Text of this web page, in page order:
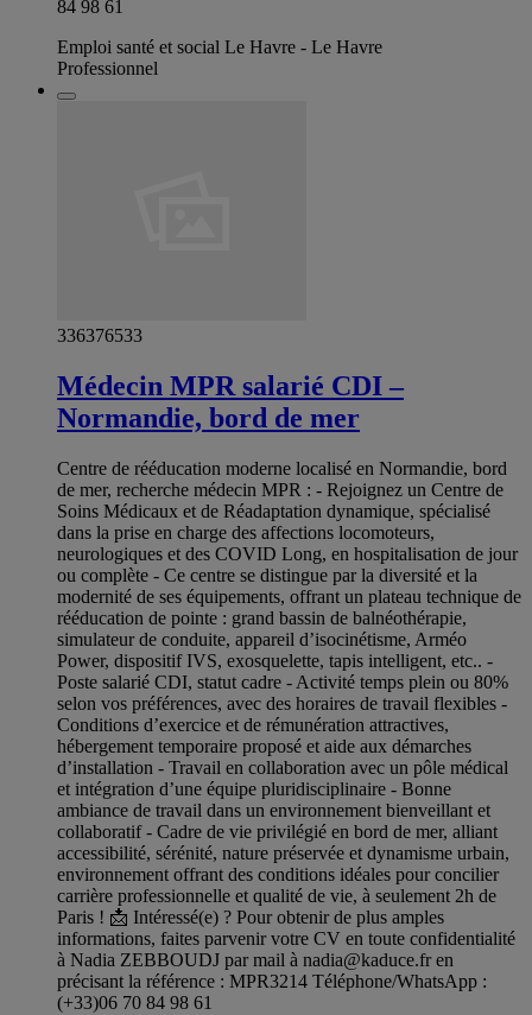
84 98 61
Emploi santé et social Le Havre - Le Havre
Professionnel
336376533
Médecin MPR salarié CDI –
Normandie, bord de mer
Centre de rééducation moderne localisé en Normandie, bord
de mer, recherche médecin MPR : - Rejoignez un Centre de
Soins Médicaux et de Réadaptation dynamique, spécialisé
dans la prise en charge des affections locomoteurs,
neurologiques et des COVID Long, en hospitalisation de jour
ou complète - Ce centre se distingue par la diversité et la
modernité de ses équipements, offrant un plateau technique de
rééducation de pointe : grand bassin de balnéothérapie,
simulateur de conduite, appareil d’isocinétisme, Arméo
Power, dispositif IVS, exosquelette, tapis intelligent, etc.. -
Poste salarié CDI, statut cadre - Activité temps plein ou 80%
selon vos préférences, avec des horaires de travail flexibles -
Conditions d’exercice et de rémunération attractives,
hébergement temporaire proposé et aide aux démarches
d’installation - Travail en collaboration avec un pôle médical
et intégration d’une équipe pluridisciplinaire - Bonne
ambiance de travail dans un environnement bienveillant et
collaboratif - Cadre de vie privilégié en bord de mer, alliant
accessibilité, sérénité, nature préservée et dynamisme urbain,
environnement offrant des conditions idéales pour concilier
carrière professionnelle et qualité de vie, à seulement 2h de
Paris ! 📩 Intéressé(e) ? Pour obtenir de plus amples
informations, faites parvenir votre CV en toute confidentialité
à Nadia ZEBBOUDJ par mail à nadia@kaduce.fren
précisant la référence : MPR3214 Téléphone/WhatsApp :
(+33)06 70 84 98 61